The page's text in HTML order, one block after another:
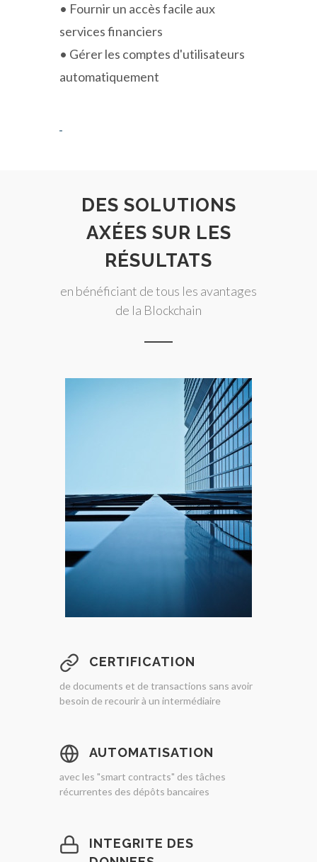
• Fournir un accès facile aux
services financiers
• Gérer les comptes d'utilisateurs
automatiquement
DES SOLUTIONS
AXÉES SUR LES
RÉSULTATS
en bénéficiant de tous les avantages
de la Blockchain
CERTIFICATION
de documents et de transactions sans avoir
besoin de recourir à un intermédiaire
AUTOMATISATION
avec les "smart contracts" des tâches
récurrentes des dépôts bancaires
INTEGRITE DES